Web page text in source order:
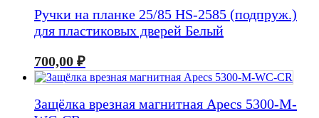
Ручки на планке 25/85 HS-2585 (подпруж.)
для пластиковых дверей Белый
700,00 ₽
Защёлка врезная магнитная Apecs 5300-M-